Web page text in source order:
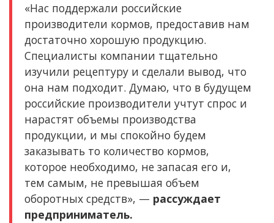
«Нас поддержали российские
производители кормов, предоставив нам
достаточно хорошую продукцию.
Специалисты компании тщательно
изучили рецептуру и сделали вывод, что
она нам подходит. Думаю, что в будущем
российские производители учтут спрос и
нарастят объемы производства
продукции, и мы спокойно будем
заказывать то количество кормов,
которое необходимо, не запасая его и,
тем самым, не превышая объем
оборотных средств», — рассуждает
предприниматель.